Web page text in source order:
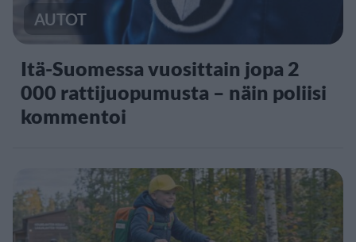
AUTOT
Itä-Suomessa vuosittain jopa 2
000 rattijuopumusta – näin poliisi
kommentoi